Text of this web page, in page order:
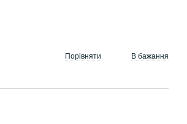
Порівняти В бажання